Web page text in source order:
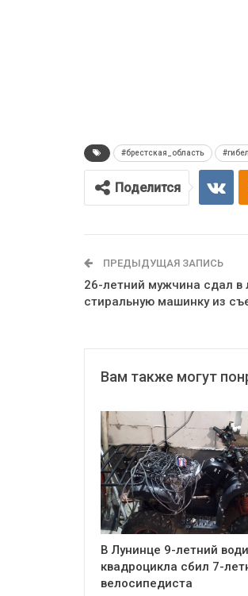
#брестская_область
Поделится
ПРЕДЫДУЩАЯ ЗАПИСЬ
26-летний мужчина сдал в
стиральную машинку из
Вам также могут
В Лунинце 9-летний
квадроцикла сбил 7-
велосипедиста